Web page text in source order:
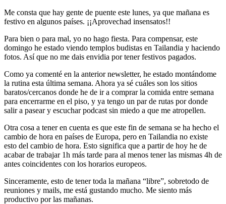
Me consta que hay gente de puente este lunes, ya que mañana es
festivo en algunos países. ¡¡Aprovechad insensatos!!
Para bien o para mal, yo no hago fiesta. Para compensar, este
domingo he estado viendo templos budistas en Tailandia y haciendo
fotos. Así que no me dais envidia por tener festivos pagados.
Como ya comenté en la anterior newsletter, he estado montándome
la rutina esta última semana. Ahora ya sé cuáles son los sitios
baratos/cercanos donde he de ir a comprar la comida entre semana
para encerrarme en el piso, y ya tengo un par de rutas por donde
salir a pasear y escuchar podcast sin miedo a que me atropellen.
Otra cosa a tener en cuenta es que este fin de semana se ha hecho el
cambio de hora en países de Europa, pero en Tailandia no existe
esto del cambio de hora. Esto significa que a partir de hoy he de
acabar de trabajar 1h más tarde para al menos tener las mismas 4h de
antes coincidentes con los horarios europeos.
Sinceramente, esto de tener toda la mañana “libre”, sobretodo de
reuniones y mails, me está gustando mucho. Me siento más
productivo por las mañanas.